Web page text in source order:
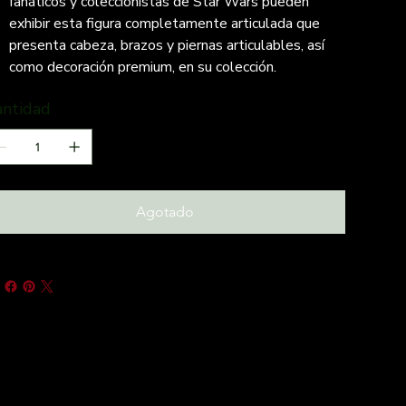
exhibir esta figura completamente articulada que
presenta cabeza, brazos y piernas articulables, así
como decoración premium, en su colección.
Agotado